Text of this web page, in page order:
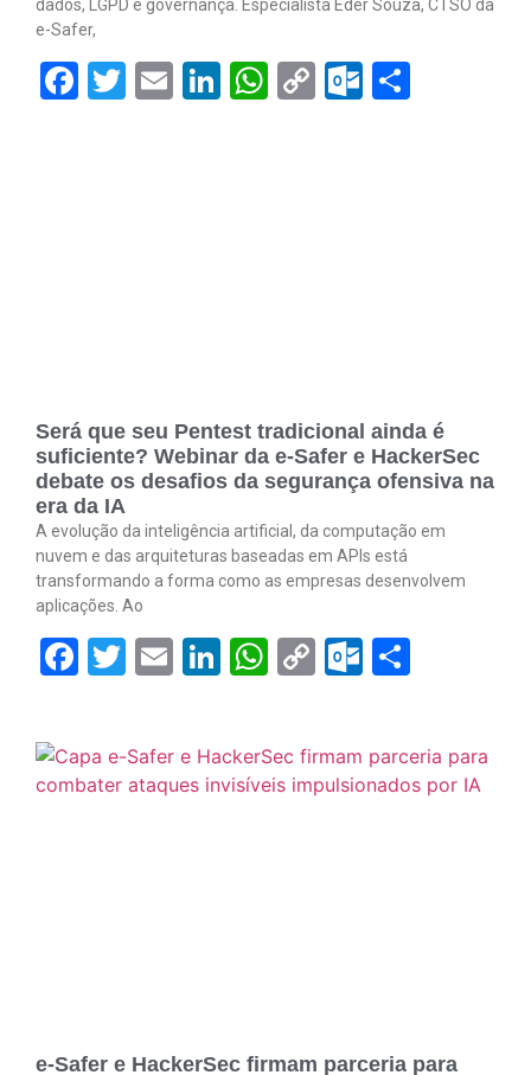
dados, LGPD e governança. Especialista Eder Souza, CTSO da
e-Safer,
Facebook
Twitter
EmailLinkedIn
WhatsApp
Copy
Será que seu Pentest tradicional ainda é
suficiente? Webinar da e-Safer e HackerSec
debate os desafios da segurança ofensiva na
era da IA
A evolução da inteligência artificial, da computação em
nuvem e das arquiteturas baseadas em APIs está
transformando a forma como as empresas desenvolvem
aplicações. Ao
Facebook
Twitter
EmailLinkedIn
WhatsApp
Copy
e-Safer e HackerSec firmam parceria para